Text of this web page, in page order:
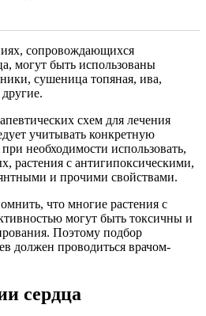
сопровождающихся
могут быть использованы
сушеница топяная, ива,
схем для лечения
учитывать конкретную
необходимости использовать,
растения с антигипоксическими,
и прочими свойствами.
что многие растения с
могут быть токсичны и
Поэтому подбор
должен проводиться врачом-
сердца